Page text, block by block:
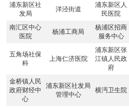
浦东新区社
发局
洋泾街道
浦东新区人
民医院
南汇区中心
医院
杨浦工商局
杨浦区招商
服务中心
五角场社保
科
上海仁济医院
浦东新区张
江镇人民政
府
金桥镇人民
政府财经中
心
浦东新区社发局
管理中心
横沔卫生院